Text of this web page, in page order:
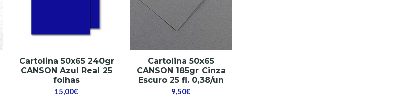
Cartolina 50x65 240gr
CANSON Azul Real 25
folhas
15,00€
Cartolina 50x65
CANSON 185gr Cinza
Escuro 25 fl. 0,38/un
9,50€